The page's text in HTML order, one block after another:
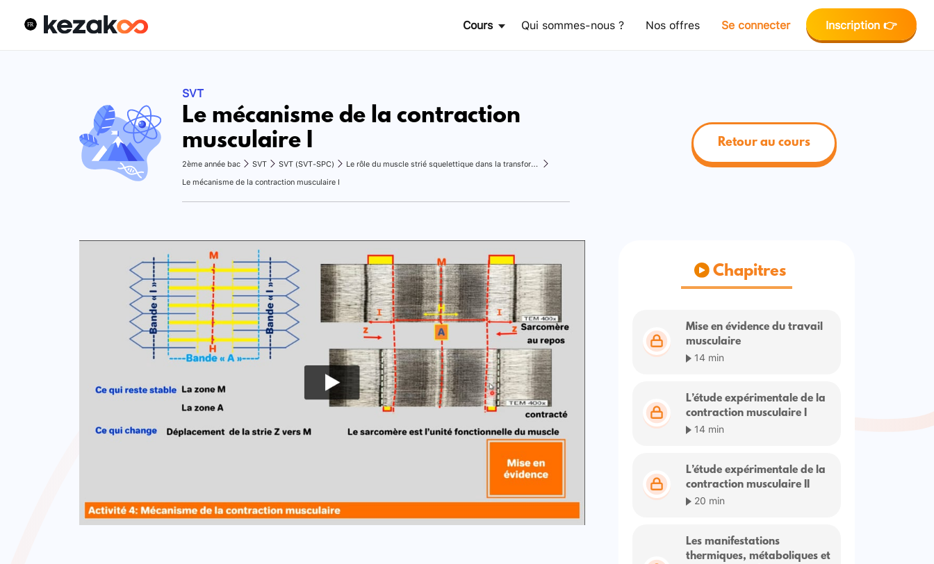
Cours Qui sommes-nous ? Nos offres Se connecter Inscription 👉
SVT
Le mécanisme de la contraction
musculaire I
2ème année bac SVT SVT (SVT-SPC)
Le rôle du muscle strié squelettique dans la transformation de l'énergie
Le mécanisme de la contraction musculaire I
Retour au cours
Chapitres
Mise en évidence du travail
musculaire
14 min
L’étude expérimentale de la
contraction musculaire I
14 min
L’étude expérimentale de la
contraction musculaire II
20 min
Les manifestations
thermiques, métaboliques et